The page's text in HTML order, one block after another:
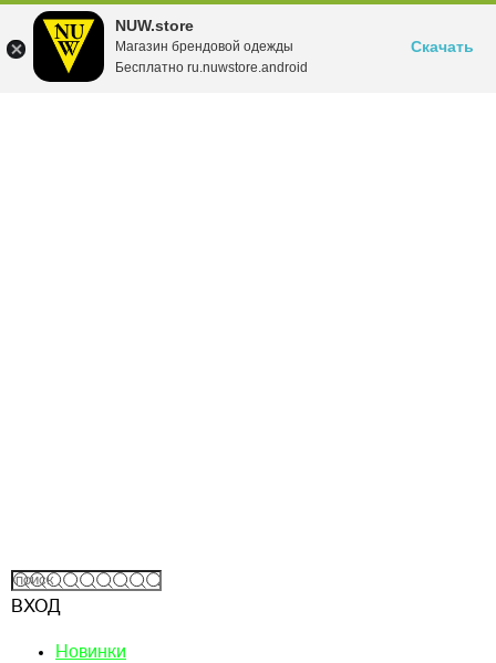
NUW.store
Магазин брендовой одежды
Бесплатно ru.nuwstore.android
Скачать
ВХОД
Новинки